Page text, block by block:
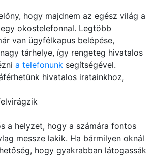
hogy majdnem az egész világ a
okostelefonnal. Legtöbb
van ügyfélkapus belépése,
tárhelye, így rengeteg hivatalos
a telefonunk segítségével.
hivatalos iratainkhoz,
a helyzet, hogy a számára fontos
messze lakik. Ha bármilyen oknál
hogy gyakrabban látogassák